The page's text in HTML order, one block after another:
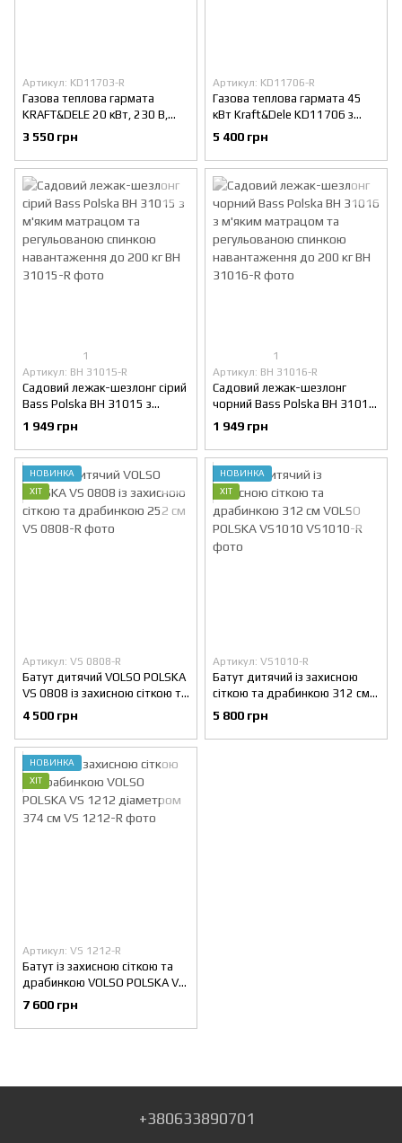
Артикул: KD11703-R
Газова теплова гармата
KRAFT&DELE 20 кВт, 230 В,
0,73 кг/год для складу,
гаража, будівництва
3 550 грн
Артикул: KD11706-R
Газова теплова гармата 45
кВт Kraft&Dele KD11706 з
регулюванням температури
складу, ангару та гаража
5 400 грн
1
Артикул: BH 31015-R
Садовий лежак-шезлонг сірий
Bass Polska BH 31015 з
м'яким матрацом та
регульованою спинкою
навантаження до 200 кг
1 949 грн
1
Артикул: BH 31016-R
Садовий лежак-шезлонг
чорний Bass Polska BH 31016
з м'яким матрацом та
регульованою спинкою
навантаження до 200 кг
1 949 грн
НОВИНКА
ХІТ
Артикул: VS 0808-R
Батут дитячий VOLSO POLSKA
VS 0808 із захисною сіткою та
драбинкою 252 см
4 500 грн
НОВИНКА
ХІТ
Артикул: VS1010-R
Батут дитячий із захисною
сіткою та драбинкою 312 см
VOLSO POLSKA VS1010
5 800 грн
НОВИНКА
ХІТ
Артикул: VS 1212-R
Батут із захисною сіткою та
драбинкою VOLSO POLSKA VS
1212 діаметром 374 см
7 600 грн
+380633890701